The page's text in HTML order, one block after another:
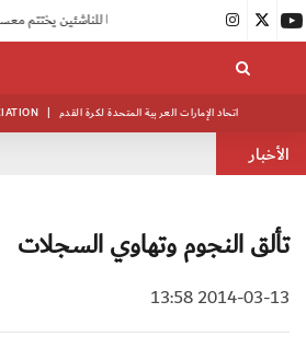
| اتحاد الإمارات العربية المتحدة لكرة القدم
الأخبار
تألق النجوم وتهاوي السجلات
2014-03-13 13:58